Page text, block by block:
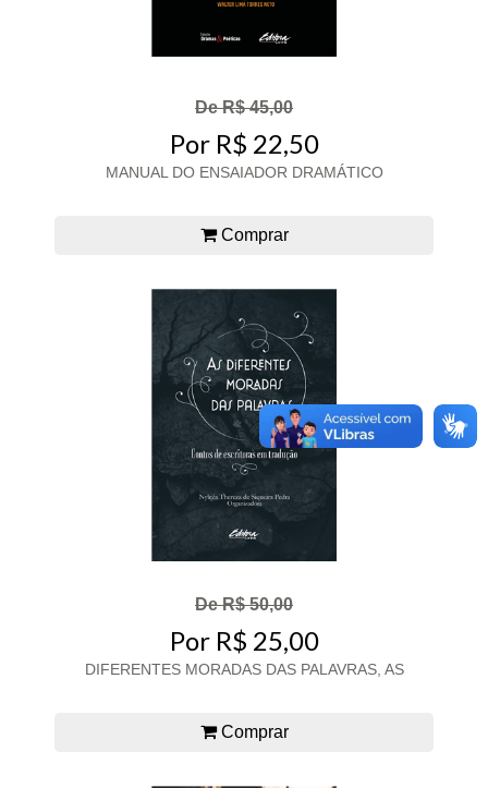
De R$ 45,00
Por R$ 22,50
MANUAL DO ENSAIADOR DRAMÁTICO
Comprar
De R$ 50,00
Por R$ 25,00
DIFERENTES MORADAS DAS PALAVRAS, AS
Comprar